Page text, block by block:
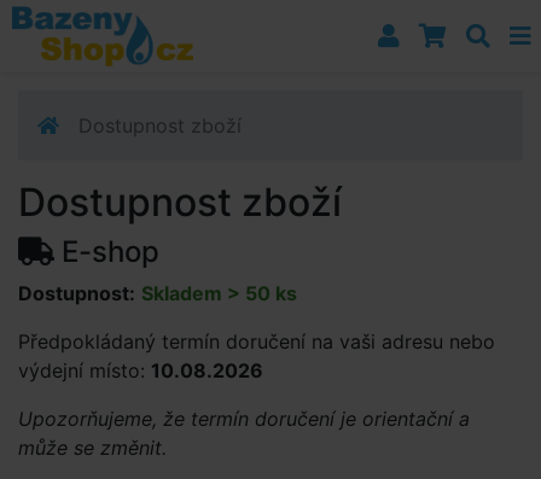
Přejít k navigaci
Přejít na obsah
Přejít k postrannímu sloupci
Dostupnost zboží
Dostupnost zboží
E-shop
Dostupnost: Skladem > 50 ks
Předpokládaný termín doručení na vaši adresu nebo
výdejní místo: 10.08.2026
Upozorňujeme, že termín doručení je orientační a
může se změnit.